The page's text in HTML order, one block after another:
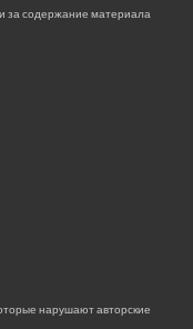
за содержание материала
нарушают авторские